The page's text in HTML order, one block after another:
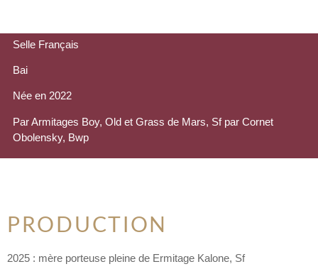
Selle Français
Bai
Née en 2022
Par Armitages Boy, Old et Grass de Mars, Sf par Cornet
Obolensky, Bwp
PRODUCTION
2025 : mère porteuse pleine de Ermitage Kalone, Sf